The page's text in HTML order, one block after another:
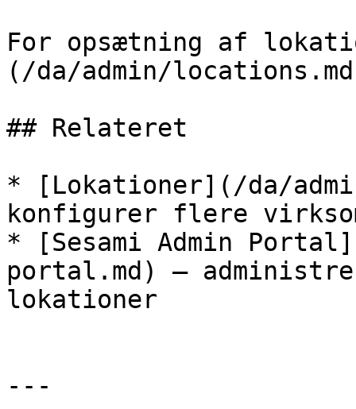
For opsætning af
(/da/admin/
## Relateret
* [Lokationer](/da/
konfigurer flere
* [Sesami Admin
portal.md) —
lokationer
---